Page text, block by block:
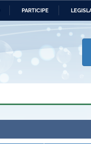
PARTICIPE
Ministério da Economia
e dos Direitos Humanos
Planalto